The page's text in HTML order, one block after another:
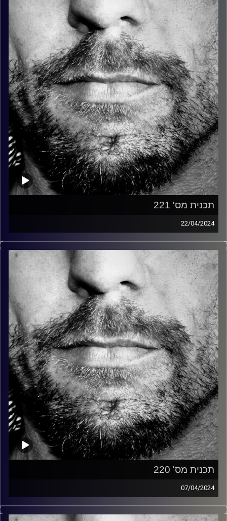
עם שמוליק רגב.
קרדיט תמונות: David Goehring
תכנית מס' 221
22/04/2024
זיפים, מוזיקה מחוספסת של הופעות חיות. הרבה ג'אם, רוק,
בלוז, bluegrass, ג'אז, Fאנק, פרוגרסיב ואפילו אלקטרוניקה.
כל מה שחי, אמיתי ונושם.
עם שמוליק רגב.
קרדיט תמונות: David Goehring
תכנית מס' 220
07/04/2024
זיפים, מוזיקה מחוספסת של הופעות חיות. הרבה ג'אם, רוק,
בלוז, bluegrass, ג'אז, Fאנק, פרוגרסיב ואפילו אלקטרוניקה.